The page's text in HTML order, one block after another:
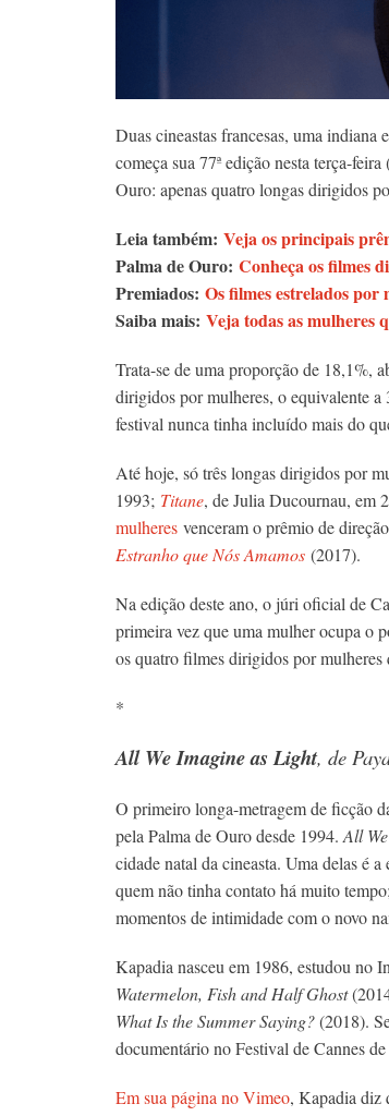
Duas cineastas francesas, uma indiana
começa sua 77ª edição nesta terça-
Ouro: apenas quatro longas dirigidos
Leia também: Veja os principais
Palma de Ouro: Conheça os filmes
Premiados: Os filmes estrelados
Saiba mais: Veja todas as mulheres
Trata-se de uma proporção de 18,1%,
dirigidos por mulheres, o equivalente
festival nunca tinha incluído mais do
Até hoje, só três longas dirigidos por
1993; Titane, de Julia Ducournau, em
mulheres venceram o prêmio de
Estranho que Nós Amamos (2017).
Na edição deste ano, o júri oficial de
primeira vez que uma mulher ocupa o
os quatro filmes dirigidos por mulheres
*
All We Imagine as Light, de
O primeiro longa-metragem de ficção
pela Palma de Ouro desde 1994.All
cidade natal da cineasta. Uma delas é
quem não tinha contato há muito
momentos de intimidade com o novo
Kapadia nasceu em 1986, estudou no
Watermelon, Fish and Half Ghost
What Is the Summer Saying?(2018).
documentário no Festival de Cannes
Em sua página no Vimeo, Kapadia diz